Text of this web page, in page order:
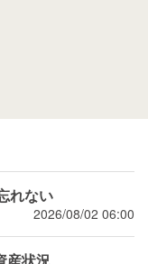
れない
2026/08/02 06:00